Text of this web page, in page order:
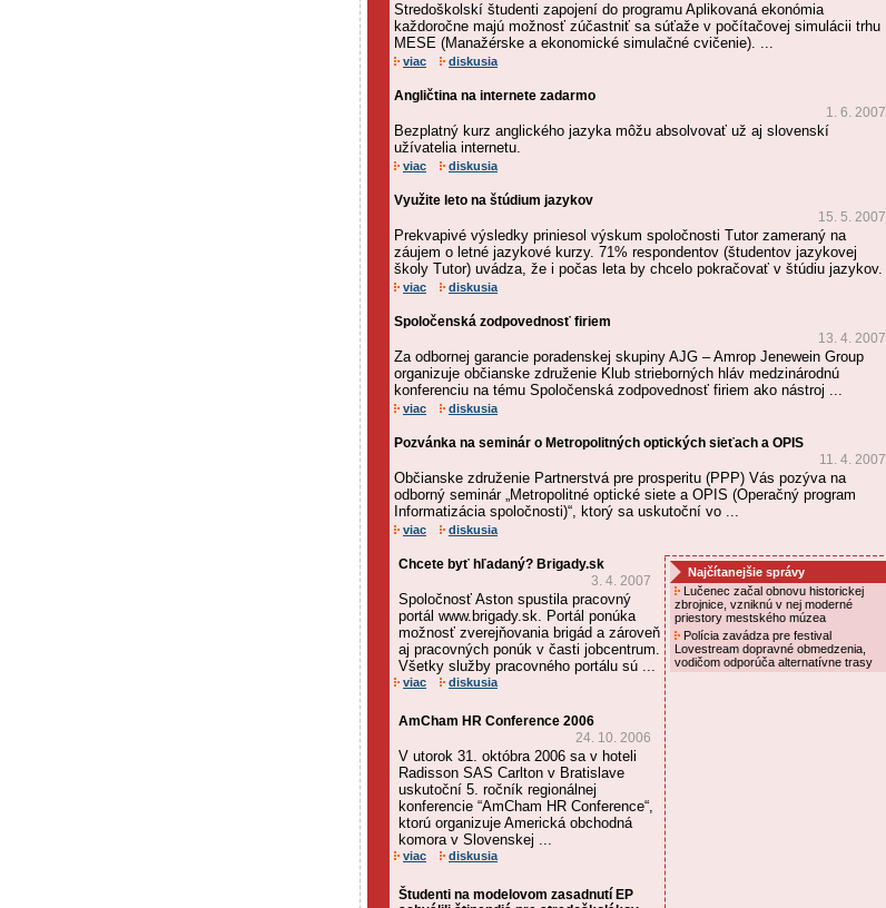
Stredoškolskí študenti zapojení do programu Aplikovaná ekonómia
každoročne majú možnosť zúčastniť sa súťaže v počítačovej simulácii trhu
MESE (Manažérske a ekonomické simulačné cvičenie). ...
viac diskusia
Angličtina na internete zadarmo
1. 6. 2007
Bezplatný kurz anglického jazyka môžu absolvovať už aj slovenskí
užívatelia internetu.
viac diskusia
Využite leto na štúdium jazykov
15. 5. 2007
Prekvapivé výsledky priniesol výskum spoločnosti Tutor zameraný na
záujem o letné jazykové kurzy. 71% respondentov (študentov jazykovej
školy Tutor) uvádza, že i počas leta by chcelo pokračovať v štúdiu jazykov.
viac diskusia
Spoločenská zodpovednosť firiem
13. 4. 2007
Za odbornej garancie poradenskej skupiny AJG – Amrop Jenewein Group
organizuje občianske združenie Klub strieborných hláv medzinárodnú
konferenciu na tému Spoločenská zodpovednosť firiem ako nástroj ...
viac diskusia
Pozvánka na seminár o Metropolitných optických sieťach a OPIS
11. 4. 2007
Občianske združenie Partnerstvá pre prosperitu (PPP) Vás pozýva na
odborný seminár „Metropolitné optické siete a OPIS (Operačný program
Informatizácia spoločnosti)“, ktorý sa uskutoční vo ...
viac diskusia
Chcete byť hľadaný? Brigady.sk
3. 4. 2007
Spoločnosť Aston spustila pracovný
portál www.brigady.sk. Portál ponúka
možnosť zverejňovania brigád a zároveň
aj pracovných ponúk v časti jobcentrum.
Všetky služby pracovného portálu sú ...
viac diskusia
AmCham HR Conference 2006
24. 10. 2006
V utorok 31. októbra 2006 sa v hoteli
Radisson SAS Carlton v Bratislave
uskutoční 5. ročník regionálnej
konferencie “AmCham HR Conference“,
ktorú organizuje Americká obchodná
komora v Slovenskej ...
viac diskusia
Študenti na modelovom zasadnutí EP
Najčítanejšie správy
Lučenec začal obnovu historickej
zbrojnice, vzniknú v nej moderné
priestory mestského múzea
Polícia zavádza pre festival
Lovestream dopravné obmedzenia,
vodičom odporúča alternatívne trasy